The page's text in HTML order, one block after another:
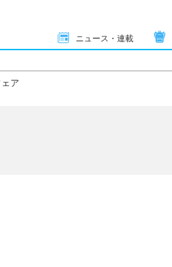
ニュース・連載
ア